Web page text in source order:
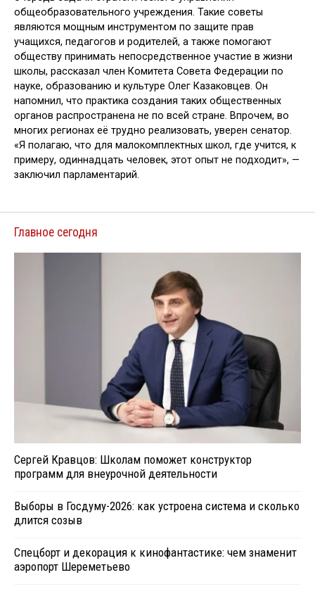
общеобразовательного учреждения. Такие советы
являются мощным инструментом по защите прав
учащихся, педагогов и родителей, а также помогают
обществу принимать непосредственное участие в жизни
школы, рассказал член Комитета Совета Федерации по
науке, образованию и культуре Олег Казаковцев. Он
напомнил, что практика создания таких общественных
органов распространена не по всей стране. Впрочем, во
многих регионах её трудно реализовать, уверен сенатор.
«Я полагаю, что для малокомплектных школ, где учится, к
примеру, одиннадцать человек, этот опыт не подходит», —
заключил парламентарий.
Главное сегодня
Сергей Кравцов: Школам поможет конструктор
программ для внеурочной деятельности
Выборы в Госдуму-2026: как устроена система и сколько
длится созыв
Спецборт и декорация к кинофантастике: чем знаменит
аэропорт Шереметьево